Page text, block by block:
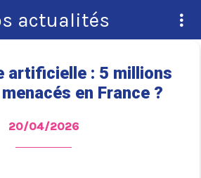
actualités
artificielle : 5 millions
en France ?
20/04/2026